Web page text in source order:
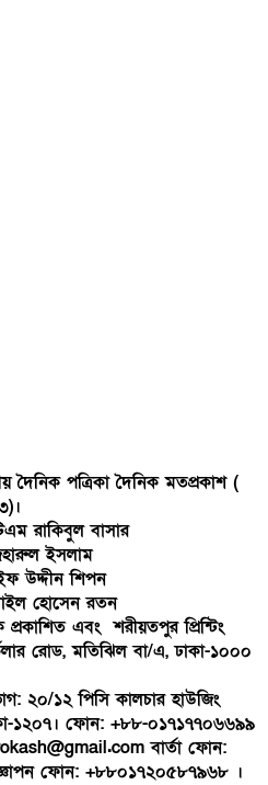
দৈনিক পত্রিকা দৈনিক মতপ্রকাশ (
রাকিবুল বাসার
ইসলাম
উদ্দীন শিপন
হোসেন রতন
এবং শরীয়তপুর প্রিন্টিং
রোড, মতিঝিল বা/এ, ঢাকা-১০০০
২০/১২ পিসি কালচার হাউজিং
১২০৭। ফোন: +৮৮-০১৭১৭৭০৬৬৯৯
বার্তা ফোন:
ফোন: +৮৮০১৭২০৫৮৭৯৬৮ ।